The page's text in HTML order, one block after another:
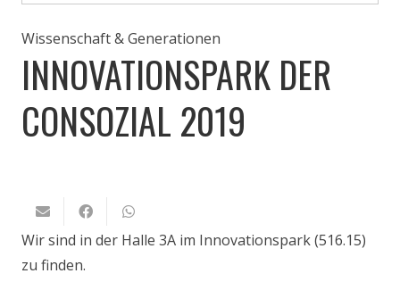
Wissenschaft & Generationen
INNOVATIONSPARK DER
CONSOZIAL 2019
Wir sind in der Halle 3A im Innovationspark (516.15)
zu finden.